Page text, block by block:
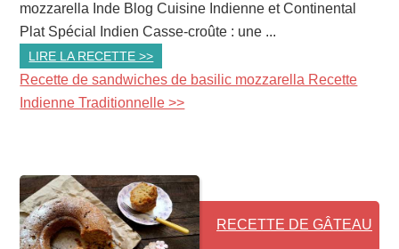
mozzarella Inde Blog Cuisine Indienne et Continental
Plat Spécial Indien Casse-croûte : une ...
LIRE LA RECETTE >>
Recette de sandwiches de basilic mozzarella Recette
Indienne Traditionnelle >>
RECETTE DE GÂTEAU